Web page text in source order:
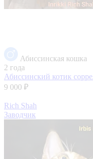
Абиссинская кошка
2 года
Абиссинский котик
9 000 ₽
Rich Shah
Заводчик